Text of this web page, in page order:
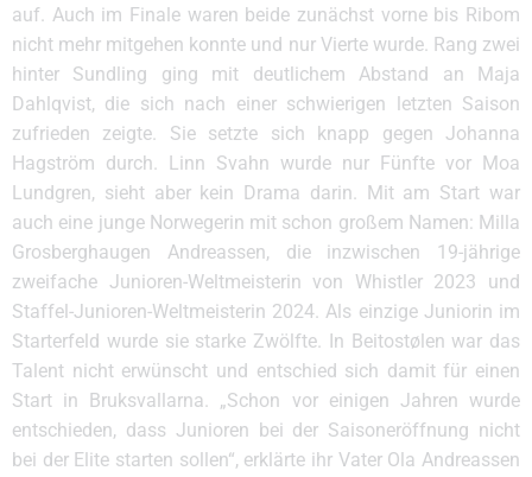
auf. Auch im Finale waren beide zunächst vorne bis Ribom
nicht mehr mitgehen konnte und nur Vierte wurde. Rang zwei
hinter Sundling ging mit deutlichem Abstand an Maja
Dahlqvist, die sich nach einer schwierigen letzten Saison
zufrieden zeigte. Sie setzte sich knapp gegen Johanna
Hagström durch. Linn Svahn wurde nur Fünfte vor Moa
Lundgren, sieht aber kein Drama darin. Mit am Start war
auch eine junge Norwegerin mit schon großem Namen: Milla
Grosberghaugen Andreassen, die inzwischen 19-jährige
zweifache Junioren-Weltmeisterin von Whistler 2023 und
Staffel-Junioren-Weltmeisterin 2024. Als einzige Juniorin im
Starterfeld wurde sie starke Zwölfte. In Beitostølen war das
Talent nicht erwünscht und entschied sich damit für einen
Start in Bruksvallarna. „Schon vor einigen Jahren wurde
entschieden, dass Junioren bei der Saisoneröffnung nicht
bei der Elite starten sollen“, erklärte ihr Vater Ola Andreassen